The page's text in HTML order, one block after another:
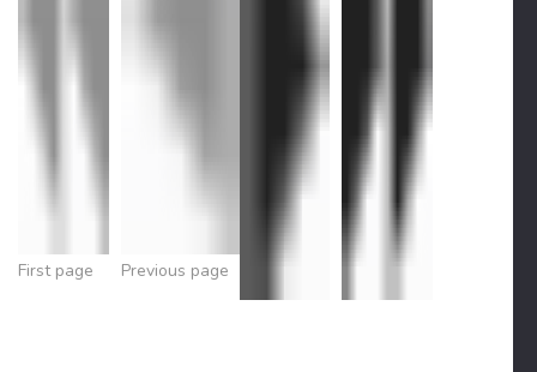
First page Previous page